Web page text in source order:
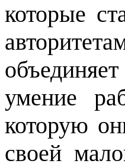
которые
умение
которую
своей